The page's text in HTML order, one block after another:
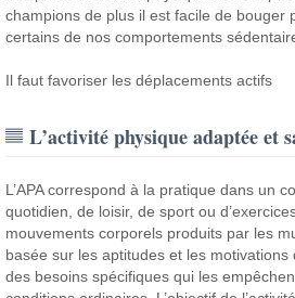
champions de plus il est facile de bouger
certains de nos comportements
Il faut favoriser les déplacements actifs
L’activité physique adaptée et
L’APA correspond à la pratique dans un
quotidien, de loisir, de sport ou
mouvements corporels produits par les
basée sur les aptitudes et les
des besoins spécifiques qui les